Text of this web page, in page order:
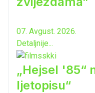
07. Avgust. 2026.
Detaljnije...
„Hejsel '85“
ljetopisu“